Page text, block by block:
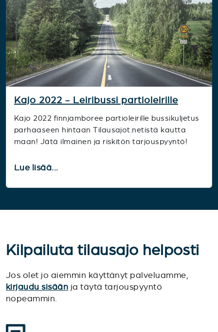
Kajo 2022 - Leiribussi partioleirille
Kajo 2022 finnjamboree partioleirille bussikuljetus
parhaaseen hintaan Tilausajot.netistä kautta
maan! Jätä ilmainen ja riskitön tarjouspyyntö!
Lue lisää...
Kilpailuta tilausajo helposti
Jos olet jo aiemmin käyttänyt palveluamme,
kirjaudu sisään ja täytä tarjouspyyntö
nopeammin.